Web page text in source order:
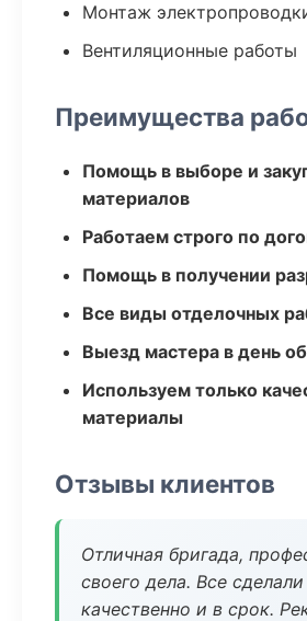
Монтаж
Вентиляционные работы
Преимущества
Помощь в выборе и
материалов
Работаем строго по
Помощь в получении
Все виды отделочных
Выезд мастера в день
Используем только
материалы
Отзывы клиентов
Отличная бригада,
своего дела. Все сделали
качественно и в срок.